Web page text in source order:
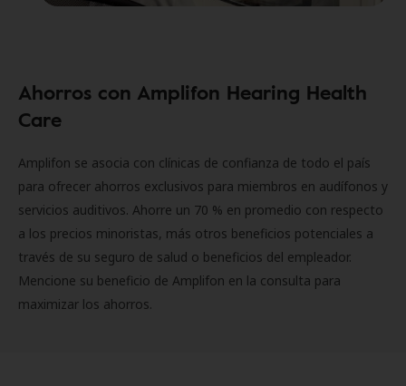
Ahorros con Amplifon Hearing Health
Care
Amplifon se asocia con clínicas de confianza de todo el país
para ofrecer ahorros exclusivos para miembros en audífonos y
servicios auditivos. Ahorre un 70 % en promedio con respecto
a los precios minoristas, más otros beneficios potenciales a
través de su seguro de salud o beneficios del empleador.
Mencione su beneficio de Amplifon en la consulta para
maximizar los ahorros.